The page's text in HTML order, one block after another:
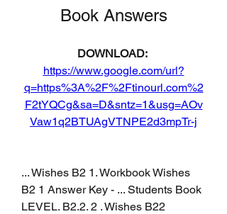
Book Answers
DOWNLOAD:
https://www.google.com/url?
q=https%3A%2F%2Ftinourl.com%2
F2tYQCg&sa=D&sntz=1&usg=AOv
Vaw1q2BTUAgVTNPE2d3mpTr-j
... Wishes B2 1. Workbook Wishes
B2 1 Answer Key - ... Students Book
LEVEL. B2.2. 2 . Wishes B22